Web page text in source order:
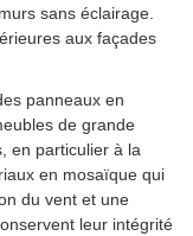
sans éclairage.
aux façades
panneaux en
de grande
en particulier à la
en mosaïque qui
du vent et une
leur intégrité